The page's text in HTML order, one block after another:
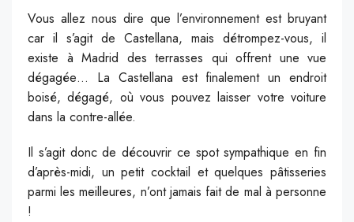
Vous allez nous dire que l’environnement est bruyant
car il s’agit de Castellana, mais détrompez-vous, il
existe à Madrid des terrasses qui offrent une vue
dégagée… La Castellana est finalement un endroit
boisé, dégagé, où vous pouvez laisser votre voiture
dans la contre-allée.
Il s’agit donc de découvrir ce spot sympathique en fin
d’après-midi, un petit cocktail et quelques pâtisseries
parmi les meilleures, n’ont jamais fait de mal à personne
!